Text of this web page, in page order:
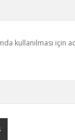
kullanılması için